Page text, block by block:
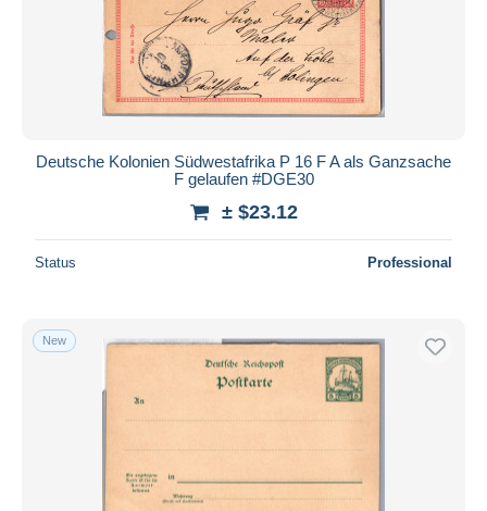
Deutsche Kolonien Südwestafrika P 16 F A als Ganzsache
F gelaufen #DGE30
± $23.12
Status Professional
New